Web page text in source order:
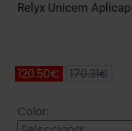
Relyx Unicem
120.50€ 170.31€
Color: